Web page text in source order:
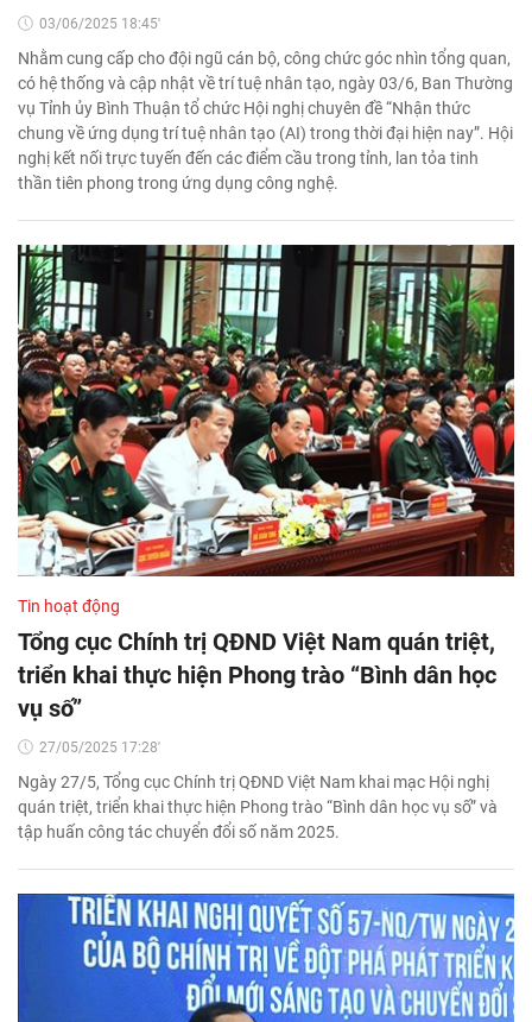
03/06/2025 18:45'
Nhằm cung cấp cho đội ngũ cán bộ, công chức góc nhìn tổng quan,
có hệ thống và cập nhật về trí tuệ nhân tạo, ngày 03/6, Ban Thường
vụ Tỉnh ủy Bình Thuận tổ chức Hội nghị chuyên đề “Nhận thức
chung về ứng dụng trí tuệ nhân tạo (AI) trong thời đại hiện nay”. Hội
nghị kết nối trực tuyến đến các điểm cầu trong tỉnh, lan tỏa tinh
thần tiên phong trong ứng dụng công nghệ.
Tin hoạt động
Tổng cục Chính trị QĐND Việt Nam quán triệt,
triển khai thực hiện Phong trào “Bình dân học
vụ số”
27/05/2025 17:28'
Ngày 27/5, Tổng cục Chính trị QĐND Việt Nam khai mạc Hội nghị
quán triệt, triển khai thực hiện Phong trào “Bình dân học vụ số” và
tập huấn công tác chuyển đổi số năm 2025.